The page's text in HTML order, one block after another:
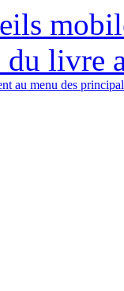
du livre
au menu des